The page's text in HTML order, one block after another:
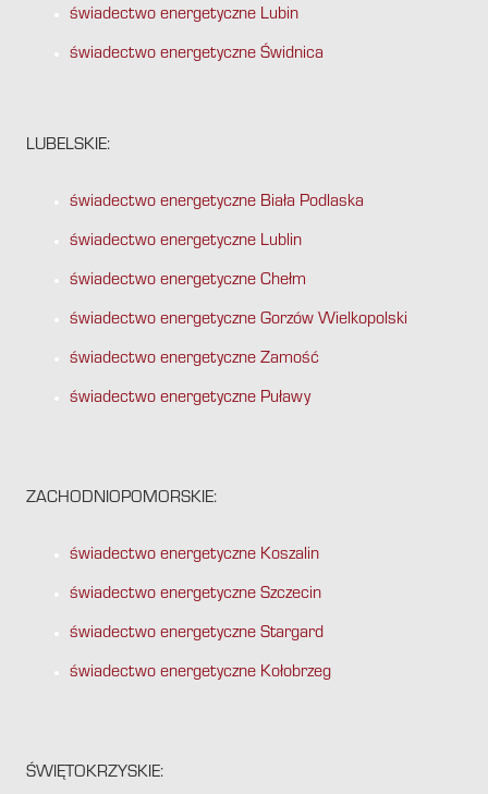
świadectwo energetyczne Lubin
świadectwo energetyczne Świdnica
LUBELSKIE:
świadectwo energetyczne Biała Podlaska
świadectwo energetyczne Lublin
świadectwo energetyczne Chełm
świadectwo energetyczne Gorzów Wielkopolski
świadectwo energetyczne Zamość
świadectwo energetyczne Puławy
ZACHODNIOPOMORSKIE:
świadectwo energetyczne Koszalin
świadectwo energetyczne Szczecin
świadectwo energetyczne Stargard
świadectwo energetyczne Kołobrzeg
ŚWIĘTOKRZYSKIE: